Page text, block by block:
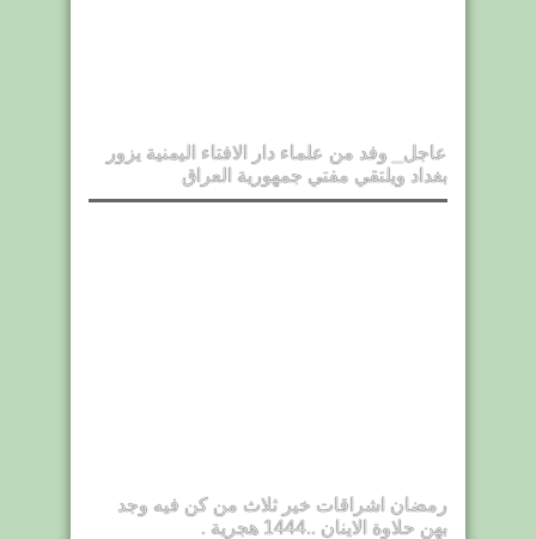
عاجل_ وفد من علماء دار الافتاء اليمنية يزور
بغداد ويلتقي مفتي جمهورية العراق
رمضان اشراقات خير ثلاث من كن فيه وجد
بهن حلاوة الاينان ..1444 هجرية .